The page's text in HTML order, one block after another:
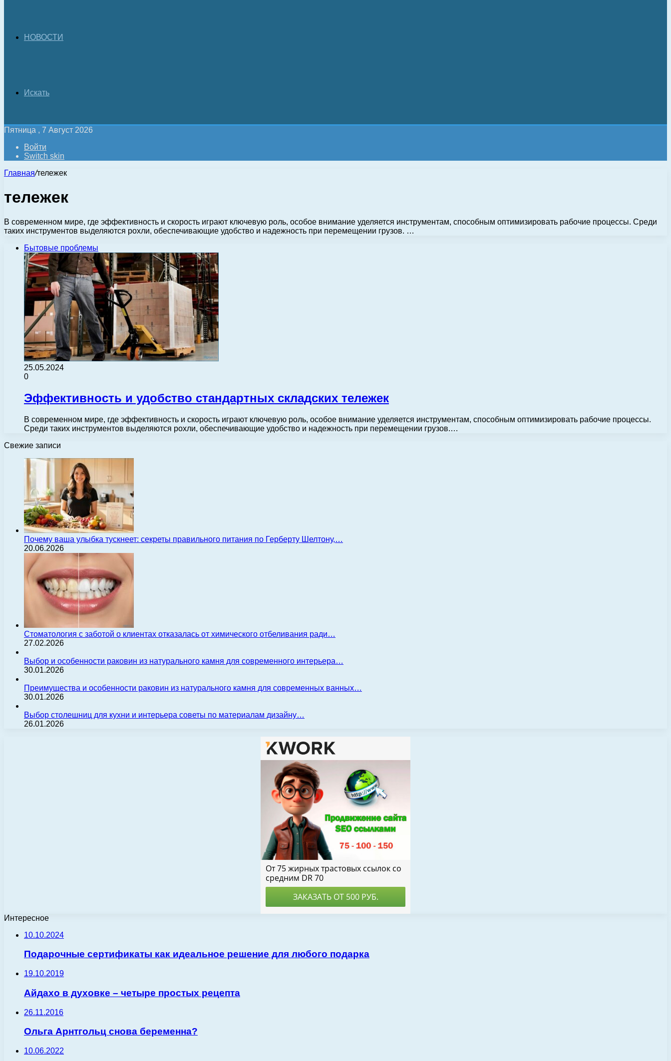
НОВОСТИ
Искать
Пятница , 7 Август 2026
Войти
Switch skin
Главная/тележек
тележек
В современном мире, где эффективность и скорость играют ключевую роль, особое внимание уделяется инструментам, способным оптимизировать рабочие процессы. Среди
таких инструментов выделяются рохли, обеспечивающие удобство и надежность при перемещении грузов. …
Бытовые проблемы
25.05.2024
0
Эффективность и удобство стандартных складских тележек
В современном мире, где эффективность и скорость играют ключевую роль, особое внимание уделяется инструментам, способным оптимизировать рабочие процессы.
Среди таких инструментов выделяются рохли, обеспечивающие удобство и надежность при перемещении грузов.…
Свежие записи
Почему ваша улыбка тускнеет: секреты правильного питания по Герберту Шелтону,…
20.06.2026
Стоматология с заботой о клиентах отказалась от химического отбеливания ради…
27.02.2026
Выбор и особенности раковин из натурального камня для современного интерьера…
30.01.2026
Преимущества и особенности раковин из натурального камня для современных ванных…
30.01.2026
Выбор столешниц для кухни и интерьера советы по материалам дизайну…
26.01.2026
Интересное
10.10.2024
Подарочные сертификаты как идеальное решение для любого подарка
19.10.2019
Айдахо в духовке – четыре простых рецепта
26.11.2016
Ольга Арнтгольц снова беременна?
10.06.2022